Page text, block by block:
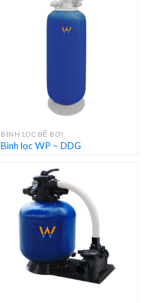
BÌNH LỌC BỂ BƠI
Bình lọc WP – DDG